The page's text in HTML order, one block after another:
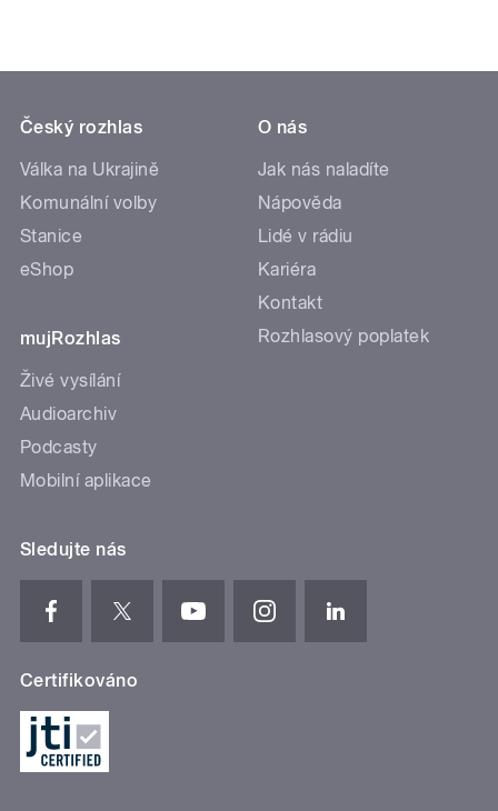
Český rozhlas
Válka na Ukrajině
Komunální volby
Stanice
eShop
mujRozhlas
Živé vysílání
Audioarchiv
Podcasty
Mobilní aplikace
O nás
Jak nás naladíte
Nápověda
Lidé v rádiu
Kariéra
Kontakt
Rozhlasový poplatek
Sledujte nás
Certifikováno